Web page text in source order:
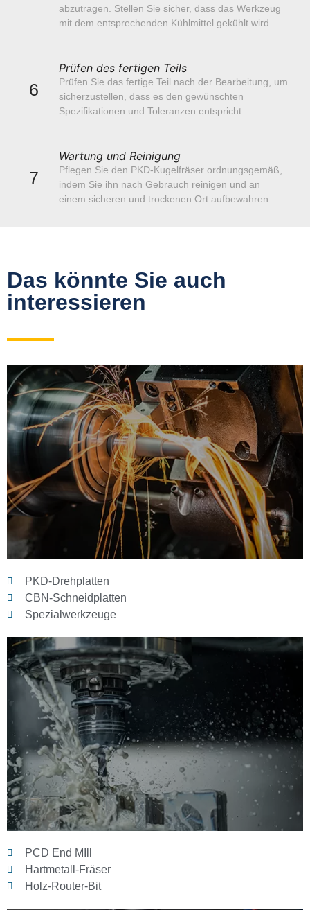
abzutragen. Stellen Sie sicher, dass das Werkzeug
mit dem entsprechenden Kühlmittel gekühlt wird.
6
Prüfen des fertigen Teils
Prüfen Sie das fertige Teil nach der Bearbeitung, um
sicherzustellen, dass es den gewünschten
Spezifikationen und Toleranzen entspricht.
7
Wartung und Reinigung
Pflegen Sie den PKD-Kugelfräser ordnungsgemäß,
indem Sie ihn nach Gebrauch reinigen und an
einem sicheren und trockenen Ort aufbewahren.
Das könnte Sie auch
interessieren
PKD-Drehplatten
CBN-Schneidplatten
Spezialwerkzeuge
PCD End MIll
Hartmetall-Fräser
Holz-Router-Bit